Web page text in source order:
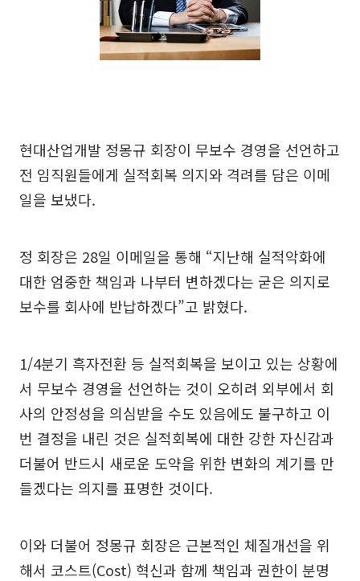
현대산업개발 정몽규 회장이 무보수 경영을 선언하고
전 임직원들에게 실적회복 의지와 격려를 담은 이메
일을 보냈다.
정 회장은 28일 이메일을 통해 “지난해 실적악화에
대한 엄중한 책임과 나부터 변하겠다는 굳은 의지로
보수를 회사에 반납하겠다”고 밝혔다.
1/4분기 흑자전환 등 실적회복을 보이고 있는 상황에
서 무보수 경영을 선언하는 것이 오히려 외부에서 회
사의 안정성을 의심받을 수도 있음에도 불구하고 이
번 결정을 내린 것은 실적회복에 대한 강한 자신감과
더불어 반드시 새로운 도약을 위한 변화의 계기를 만
들겠다는 의지를 표명한 것이다.
이와 더불어 정몽규 회장은 근본적인 체질개선을 위
해서 코스트(Cost) 혁신과 함께 책임과 권한이 분명